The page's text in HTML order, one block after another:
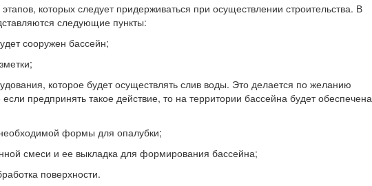
которых следует придерживаться при осуществлении строительства. В
следующие пункты:
сооружен бассейн;
которое будет осуществлять слив воды. Это делается по желанию
предпринять такое действие, то на территории бассейна будет обеспечена
формы для опалубки;
смеси и ее выкладка для формирования бассейна;
поверхности.